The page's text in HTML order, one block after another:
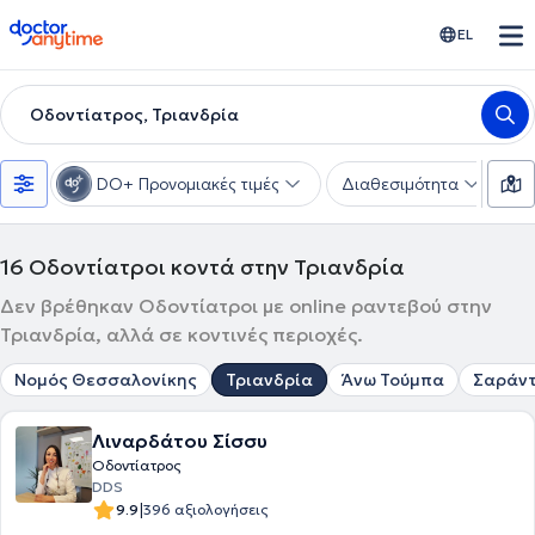
doctoranytime EL
Οδοντίατρος, Τριανδρία
DO+ Προνομιακές τιμές Διαθεσιμότητα
16 Οδοντίατροι κοντά στην Τριανδρία
Δεν βρέθηκαν Οδοντίατροι με online ραντεβού στην
Τριανδρία, αλλά σε κοντινές περιοχές.
Νομός Θεσσαλονίκης Τριανδρία Άνω Τούμπα
Λιναρδάτου Σίσσυ
Οδοντίατρος
DDS
9.9|396 αξιολογήσεις